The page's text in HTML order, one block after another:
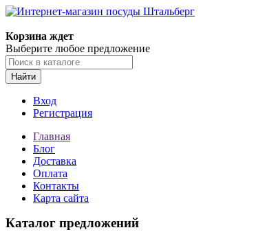
Корзина ждет
Выберите любое предложение
Найти
Вход
Регистрация
Главная
Блог
Доставка
Оплата
Контакты
Карта сайта
Каталог предложений